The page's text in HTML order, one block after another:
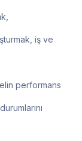
iş ve
performans